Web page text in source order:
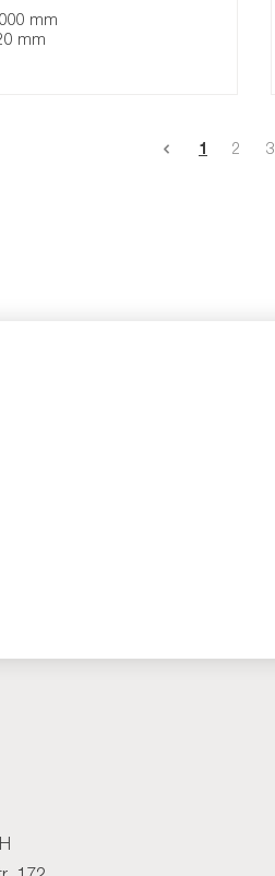
mm
mm
1 2 3